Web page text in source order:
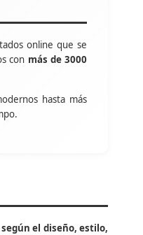
online que se
con más de 3000
hasta más
el diseño, estilo,